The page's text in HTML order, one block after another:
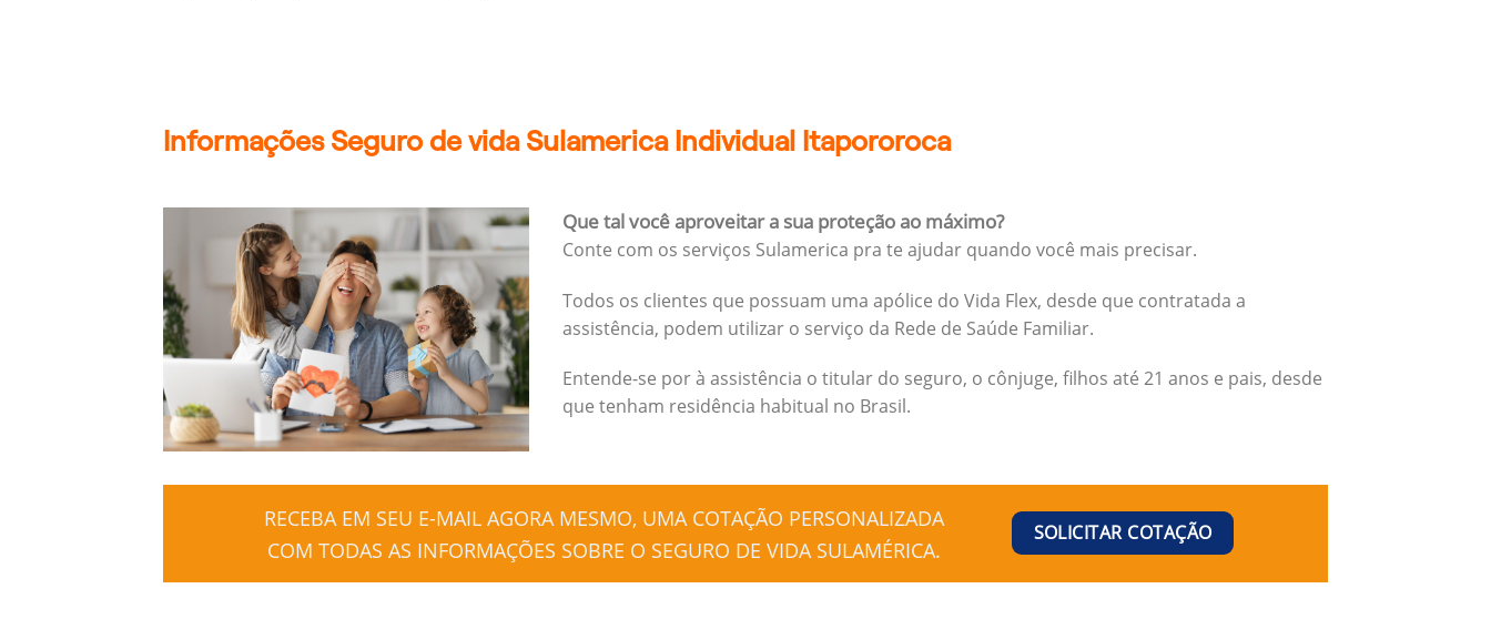
Informações Seguro de vida Sulamerica Individual Itapororoca
Que tal você aproveitar a sua proteção ao máximo?
Conte com os serviços Sulamerica pra te ajudar quando você mais precisar.
Todos os clientes que possuam uma apólice do Vida Flex, desde que contratada a
assistência, podem utilizar o serviço da Rede de Saúde Familiar.
Entende-se por à assistência o titular do seguro, o cônjuge, filhos até 21 anos e pais, desde
que tenham residência habitual no Brasil.
RECEBA EM SEU E-MAIL AGORA MESMO, UMA COTAÇÃO PERSONALIZADA
COM TODAS AS INFORMAÇÕES SOBRE O SEGURO DE VIDA SULAMÉRICA.
SOLICITAR COTAÇÃO